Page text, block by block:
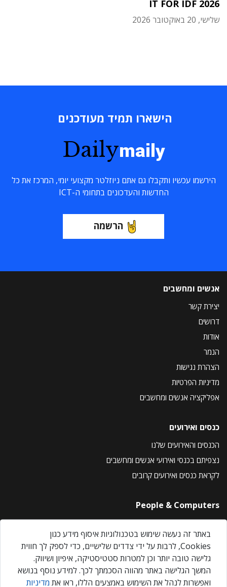
IT FOR IDF 2026
שלישי, 20 באוקטובר 2026
הישארו תמיד מעודכנים
Dailymaily
הירשמו עכשיו ותקבלו גם אתם ניוזלטר מקצועי יומי, המרכז את כל
החדשות והעדכונים בתחומי ה-ICT
הרשמה
אנשים ומחשבים
יצירת קשר
דרושים
אודות
הנמר
הצהרת נגישות
מדיניות הפרטיות
אפליקציה אנשים ומחשבים
כנסים ואירועים
הכנסים והאירועים שלנו
נצפיתם בכנסי ואירועי אנשים ומחשבים
לקראת כנסים ואירועים קרובים
People & Computers
About Us
Privacy Policy
Contact Us
Our Events
באתר זה נעשה שימוש בטכנולוגיות איסוף מידע כגון
Cookies, לרבות על ידי צדדים שלישיים, כדי לספק לך חווית
גלישה טובה יותר וכן למטרות סטטיסטיקה, איפיון ושיווק.
המשך הגלישה באתר מהווה הסכמתך לכך. למידע נוסף בנושא
ואפשרות לנהל את השימוש באמצעים הללו, ראו את מדיניות